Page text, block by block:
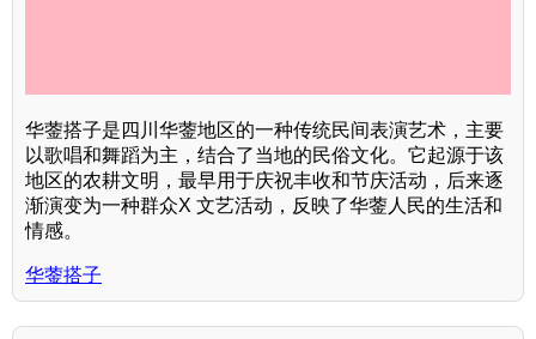
华蓥搭子是四川华蓥地区的一种传统民间表演艺术，主要
以歌唱和舞蹈为主，结合了当地的民俗文化。它起源于该
地区的农耕文明，最早用于庆祝丰收和节庆活动，后来逐
渐演变为一种群众X 文艺活动，反映了华蓥人民的生活和
情感。
华蓥搭子